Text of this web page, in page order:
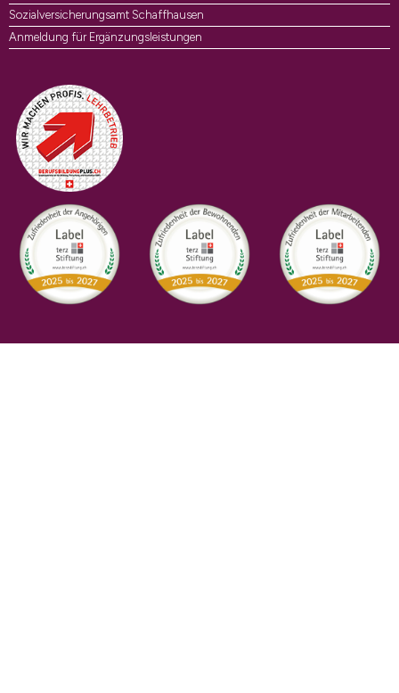
Sozialversicherungsamt Schaffhausen
Anmeldung für Ergänzungsleistungen
Auszeichnungen